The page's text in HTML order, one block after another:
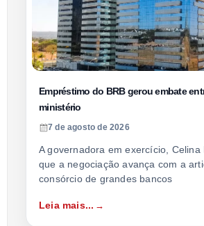
Empréstimo do BRB gerou embate
ministério
7 de agosto de 2026
A governadora em exercício, Celina
que a negociação avança com a
consórcio de grandes bancos
Leia mais...